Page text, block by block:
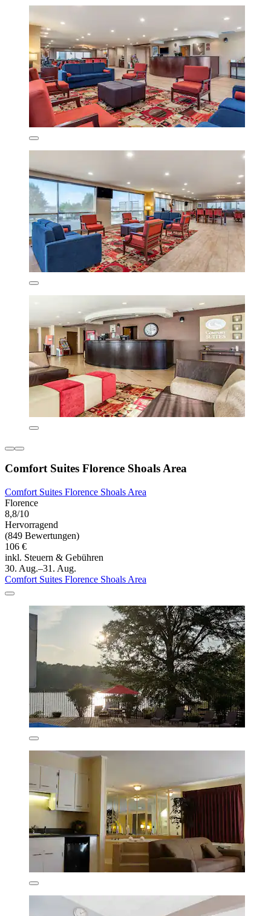
Comfort Suites Florence Shoals Area
Comfort Suites Florence Shoals Area
Florence
8,8/10
Hervorragend
(849 Bewertungen)
106 €
inkl. Steuern & Gebühren
30. Aug.–31. Aug.
Comfort Suites Florence Shoals Area